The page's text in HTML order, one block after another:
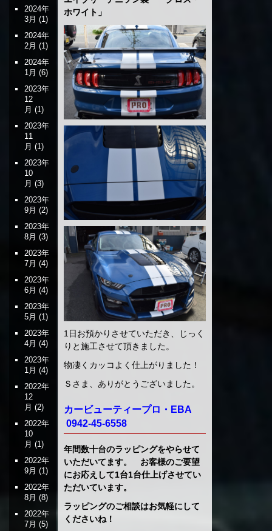
ホワイト」
1日お預かりさせていただき、じっく
りと施工させて頂きました。
物凄くカッコよく仕上がりました！
Ｓさま、ありがとうございました。
カービューティープロ・EBA
0942-45-6558
年間数十台のラッピングをやらせて
いただいてます。 お客様のご要望
にお応えして1台1台仕上げさせてい
ただいています。
ラッピングのご相談はお気軽にして
くださいね！
2024年
3月 (1)
2024年
2月 (1)
2024年
1月 (6)
2023年
12
月 (1)
2023年
11
月 (1)
2023年
10
月 (3)
2023年
9月 (2)
2023年
8月 (3)
2023年
7月 (4)
2023年
6月 (4)
2023年
5月 (1)
2023年
4月 (4)
2023年
1月 (4)
2022年
12
月 (2)
2022年
10
月 (1)
2022年
9月 (1)
2022年
8月 (8)
2022年
7月 (5)